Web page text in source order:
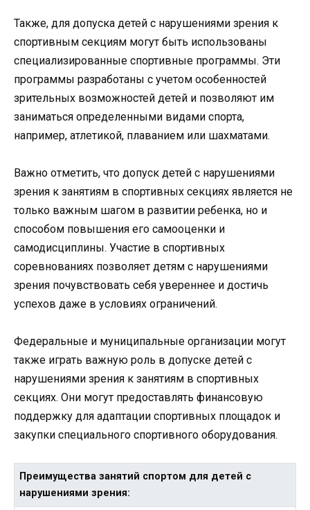
Также, для допуска детей с нарушениями зрения к
спортивным секциям могут быть использованы
специализированные спортивные программы. Эти
программы разработаны с учетом особенностей
зрительных возможностей детей и позволяют им
заниматься определенными видами спорта,
например, атлетикой, плаванием или шахматами.
Важно отметить, что допуск детей с нарушениями
зрения к занятиям в спортивных секциях является не
только важным шагом в развитии ребенка, но и
способом повышения его самооценки и
самодисциплины. Участие в спортивных
соревнованиях позволяет детям с нарушениями
зрения почувствовать себя увереннее и достичь
успехов даже в условиях ограничений.
Федеральные и муниципальные организации могут
также играть важную роль в допуске детей с
нарушениями зрения к занятиям в спортивных
секциях. Они могут предоставлять финансовую
поддержку для адаптации спортивных площадок и
закупки специального спортивного оборудования.
Преимущества занятий спортом для детей с
нарушениями зрения: